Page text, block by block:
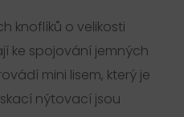
knoflíků o velikosti
ke spojování jemných
mini lisem, který je
nýtovací jsou